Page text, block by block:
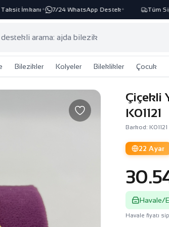
İmkanı✦ 7/24 WhatsApp Destek✦ Tüm
Bilezikler Kolyeler Bileklikler Çocuk
Çiçekli
K01121
Barkod: K01121
22 Ayar
Havale/
Havale fiyatı